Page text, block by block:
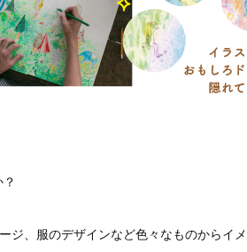
、服のデザインなど色々なものからイ